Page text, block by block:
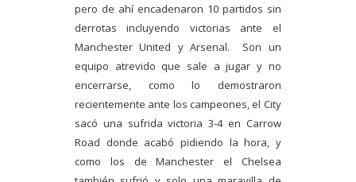
pero de ahí encadenaron 10 partidos sin
derrotas incluyendo victorias ante el
Manchester United y Arsenal.
Son un
equipo atrevido que sale a jugar y no
encerrarse, como lo demostraron
recientemente ante los campeones, el City
sacó una sufrida victoria 3-4 en Carrow
Road donde acabó pidiendo la hora, y
como los de Manchester el Chelsea